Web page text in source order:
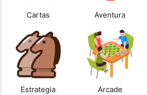
Cartas Aventura
Estrategia Arcade